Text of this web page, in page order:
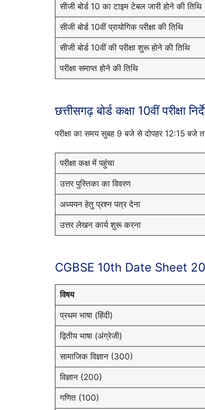
सीजी बोर्ड 10 का टाइम टेबल जारी होने की तिथि
सीजी बोर्ड 10वीं प्रायोगिक परीक्षा की तिथि
सीजी बोर्ड 10वीं की परीक्षा शुरू होने की तिथि
परीक्षा समाप्त होने की तिथि
छत्तीसगढ़ बोर्ड कक्षा 10वीं परीक्षा
परीक्षा का समय सुबह 9 बजे से दोपहर 12:15 बजे
परीक्षा कक्ष में पहुंचा
उत्तर पुस्तिका का विवरण
अध्ययन हेतु प्रश्न पत्र देना
उत्तर लेखन कार्य शुरू करना
CGBSE 10th Date Sheet
विषय
प्रथम भाषा (हिंदी)
द्वितीय भाषा (अंग्रेजी)
सामाजिक विज्ञान (300)
विज्ञान (200)
गणित (100)